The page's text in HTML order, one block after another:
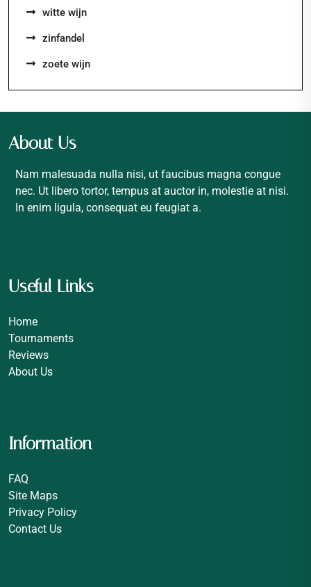
witte wijn
zinfandel
zoete wijn
About Us
Nam malesuada nulla nisi, ut faucibus magna congue
nec. Ut libero tortor, tempus at auctor in, molestie at nisi.
In enim ligula, consequat eu feugiat a.
Useful Links
Home
Tournaments
Reviews
About Us
Information
FAQ
Site Maps
Privacy Policy
Contact Us